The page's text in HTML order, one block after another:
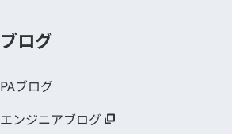
ブログ
PAブログ
エンジニアブログ